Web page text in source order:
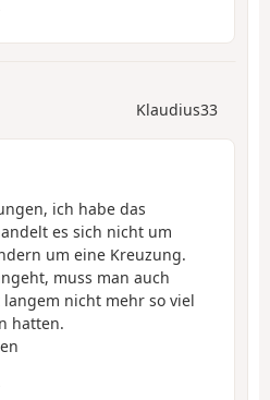
Klaudius33
ich habe das
es sich nicht um
um eine Kreuzung.
muss man auch
nicht mehr so viel
hatten.